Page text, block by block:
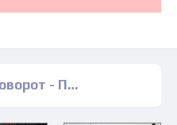
полные версии